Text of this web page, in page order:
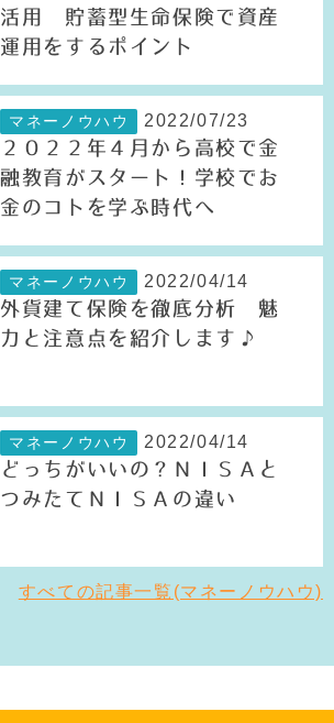
活用 貯蓄型生命保険で資産
運用をするポイント
マネーノウハウ 2022/07/23
２０２２年４月から高校で金
融教育がスタート！学校でお
金のコトを学ぶ時代へ
マネーノウハウ 2022/04/14
外貨建て保険を徹底分析 魅
力と注意点を紹介します♪
マネーノウハウ 2022/04/14
どっちがいいの？ＮＩＳＡと
つみたてＮＩＳＡの違い
すべての記事一覧(マネーノウハウ)